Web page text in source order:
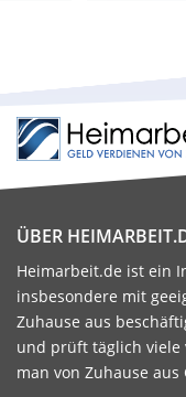
ÜBER
Heimarbeit.de ist ein
insbesondere mit
Zuhause aus
und prüft täglich viele
man von Zuhause